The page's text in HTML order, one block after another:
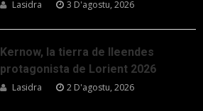
Lasidra 3 D'agostu, 2026
Kernow, la tierra de lleendes
protagonista de Lorient 2026
Lasidra 2 D'agostu, 2026